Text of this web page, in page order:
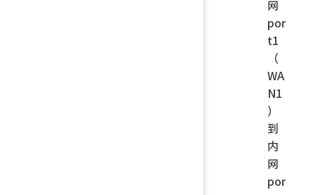
网
por
t1
（
WA
N1
）
到
内
网
por